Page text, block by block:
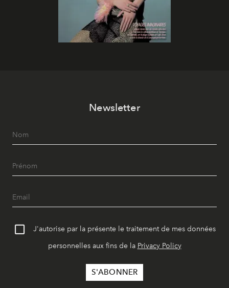
Newsletter
J'autorise par la présente le traitement de mes données
personnelles aux fins de la Privacy Policy